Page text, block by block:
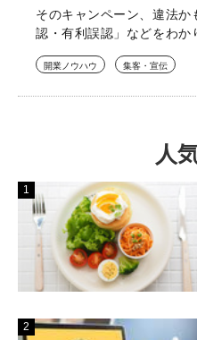
そのキャンペーン、違法
認・有利誤認」などをわか
開業ノウハウ 集客・宣伝
人